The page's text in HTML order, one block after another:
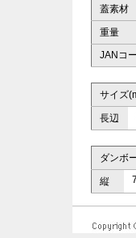
蓋素材
重量
JANコ
サイズ
長辺
ダンボ
縦